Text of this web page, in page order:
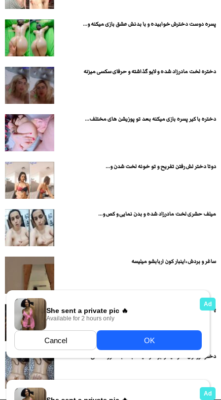
پسره دوست دخترش خوابیده و با بدنش عشق بازی میکنه و...
دختره لخت مادرزاد شده و لایو گذاشته و حرفای سکسی میزنه
دختره با کیر پسره بازی میکنه بعد تو پوزیشن های مختلف...
دوتا دختر لش رفتن تفریح و تو خونه لخت شدن و...
میلف حشری لخت مادرزاد شده و بدن نمایی و کص و...
ساغر و بردش ،اینبار کون اربابشو میلیسه
پسره مخفی از خشک کردن مادر سینه گنده اش بعد حمام...
دختره رو اول دمر میخوابونه و میکنه بعد به صورت داگی...